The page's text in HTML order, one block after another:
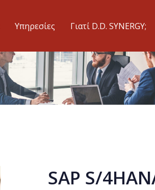
Υπηρεσίες Γιατί D.D. SYNERGY;
SAP S/